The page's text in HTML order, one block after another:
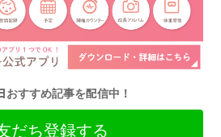
おすすめ記事を配信中！
だち登録する